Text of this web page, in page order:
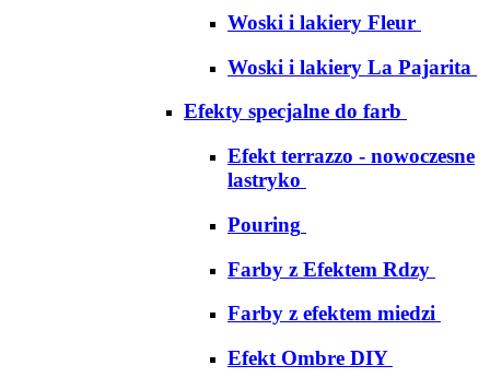
Woski i lakiery Fleur
Woski i lakiery La Pajarita
Efekty specjalne do farb
Efekt terrazzo - nowoczesne
lastryko
Pouring
Farby z Efektem Rdzy
Farby z efektem miedzi
Efekt Ombre DIY